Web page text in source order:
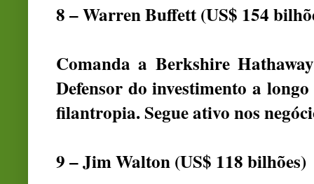
8 – Warren Buffett (US$ 154
Comanda a Berkshire
Defensor do investimento a
filantropia. Segue ativo nos
9 – Jim Walton (US$ 118 bilhões)